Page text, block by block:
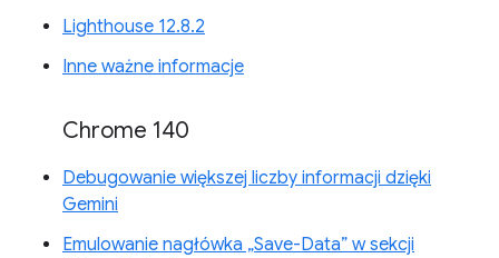
Lighthouse 12.8.2
Inne ważne informacje
Chrome 140
Debugowanie większej liczby informacji dzięki
Gemini
Emulowanie nagłówka „Save-Data” w sekcji